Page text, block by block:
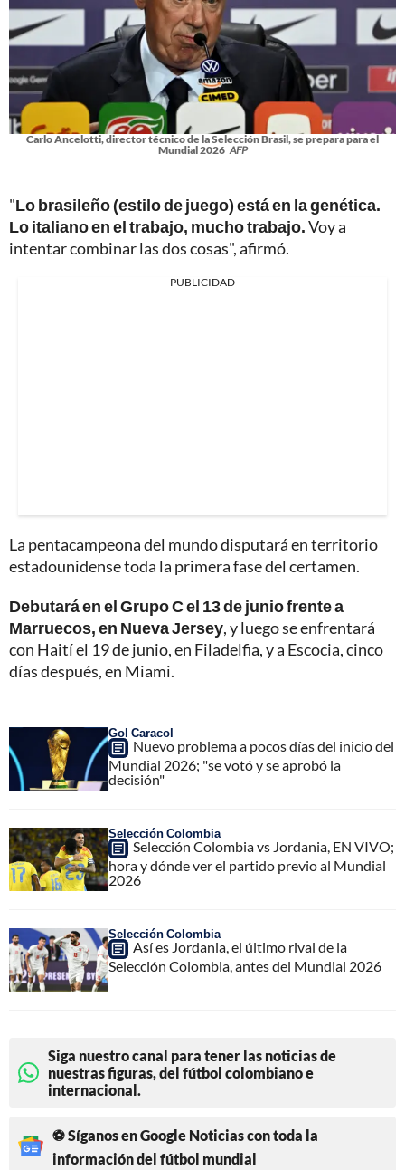
Carlo Ancelotti, director técnico de la Selección Brasil, se prepara para el
Mundial 2026 AFP
"Lo brasileño (estilo de juego) está en la genética.
Lo italiano en el trabajo, mucho trabajo.Voy a
intentar combinar las dos cosas", afirmó.
PUBLICIDAD
La pentacampeona del mundo disputará en territorio
estadounidense toda la primera fase del certamen.
Debutará en el Grupo C el 13 de junio frente a
Marruecos, en Nueva Jersey, y luego se enfrentará
con Haití el 19 de junio, en Filadelfia, y a Escocia, cinco
días después, en Miami.
Gol Caracol
Nuevo problema a pocos días del inicio del
Mundial 2026; "se votó y se aprobó la
decisión"
Selección Colombia
Selección Colombia vs Jordania, EN VIVO;
hora y dónde ver el partido previo al Mundial
2026
Selección Colombia
Así es Jordania, el último rival de la
Selección Colombia, antes del Mundial 2026
Siga nuestro canal para tener las noticias de
nuestras figuras, del fútbol colombiano e
internacional.
⚽ Síganos en Google Noticias con toda la
información del fútbol mundial